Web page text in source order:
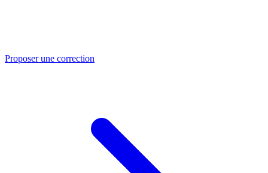
Proposer une correction